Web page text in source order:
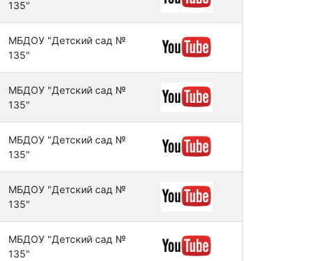
135"
МБДОУ "Детский сад №
135"
МБДОУ "Детский сад №
135"
МБДОУ "Детский сад №
135"
МБДОУ "Детский сад №
135"
МБДОУ "Детский сад №
135"